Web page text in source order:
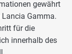
gewährt
Gamma.
für die
innerhalb des